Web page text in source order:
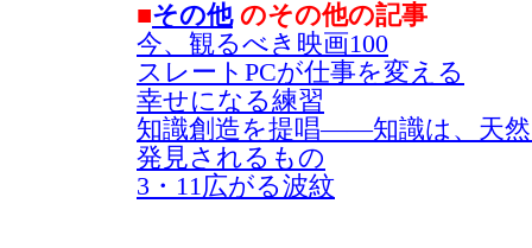
■その他のその他の記事
今、観るべき映画100
スレートPCが仕事を変える
幸せになる練習
知識創造を提唱――知識は、天
発見されるもの
3・11広がる波紋